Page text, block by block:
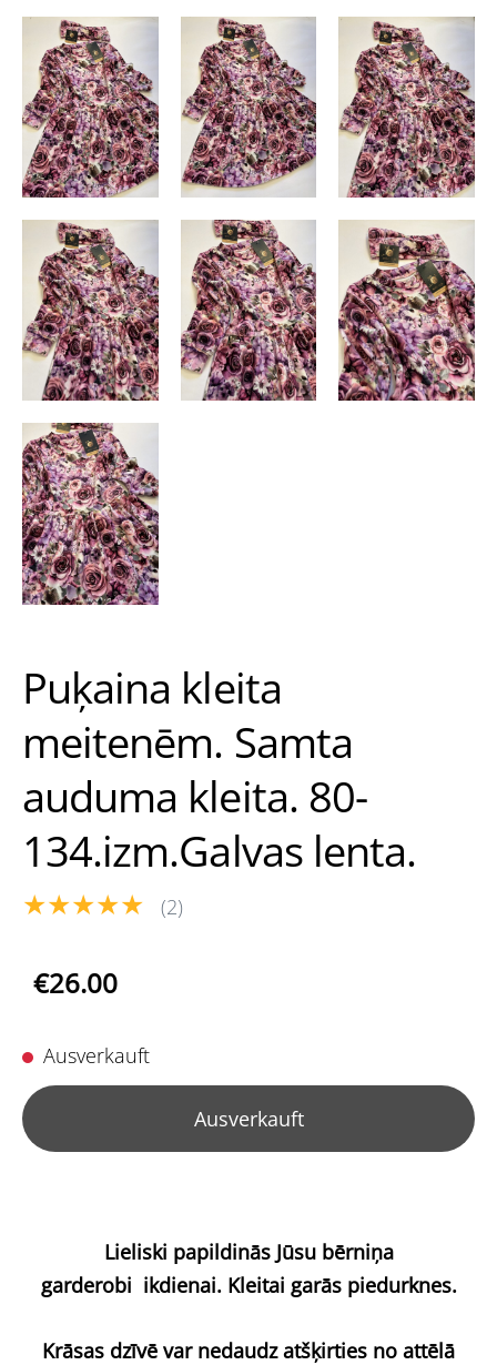
Puķaina kleita
meitenēm. Samta
auduma kleita. 80-
134.izm.Galvas lenta.
★★★★★ (2)
€26.00
Ausverkauft
Ausverkauft
Lieliski papildinās Jūsu bērniņa
garderobi ikdienai. Kleitai garās piedurknes.
Krāsas dzīvē var nedaudz atšķirties no attēlā